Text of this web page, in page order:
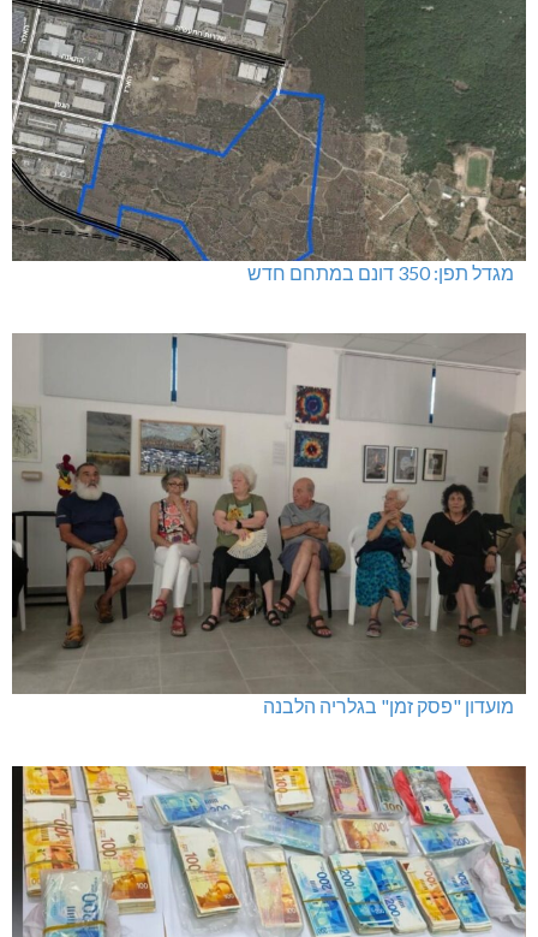
מגדל תפן: 350 דונם במתחם חדש
מועדון "פסק זמן" בגלריה הלבנה